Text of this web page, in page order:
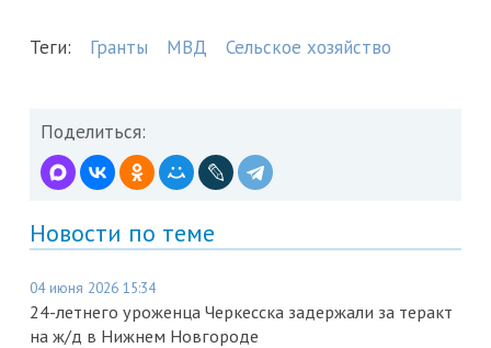
Теги: Гранты МВД Сельское хозяйство
Поделиться:
Новости по теме
04 июня 2026 15:34
24-летнего уроженца Черкесска задержали за теракт
на ж/д в Нижнем Новгороде